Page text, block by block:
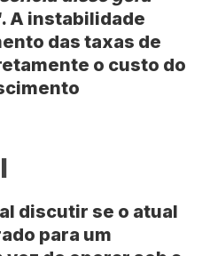
A instabilidade
das taxas de
o custo do
discutir se o atual
para um